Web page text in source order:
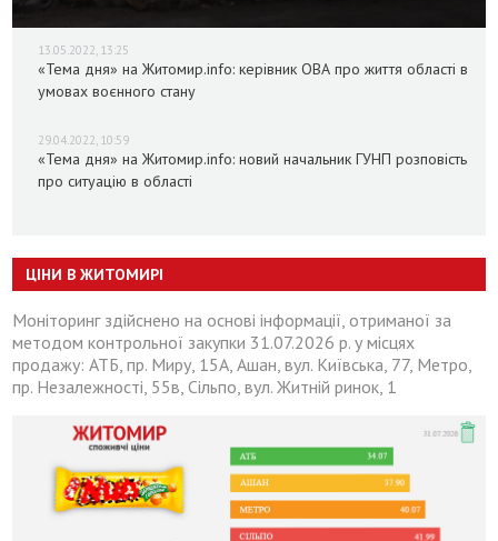
13.05.2022, 13:25
«Тема дня» на Житомир.info: керівник ОВА про життя області в
умовах воєнного стану
29.04.2022, 10:59
«Тема дня» на Житомир.info: новий начальник ГУНП розповість
про ситуацію в області
ЦІНИ В ЖИТОМИРІ
Моніторинг здійснено на основі інформації, отриманої за
методом контрольної закупки 31.07.2026 р. у місцях
продажу: АТБ, пр. Миру, 15А, Ашан, вул. Київська, 77, Метро,
пр. Незалежності, 55в, Сільпо, вул. Житній ринок, 1